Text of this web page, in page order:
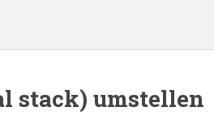
stack) umstellen